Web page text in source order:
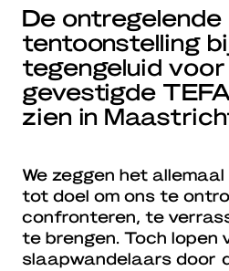
De ontregelende
tentoonstelling
tegengeluid
gevestigde
zien in
We zeggen het
tot doel om ons te
confronteren, te
te brengen. Toch lopen
slaapwandelaars door